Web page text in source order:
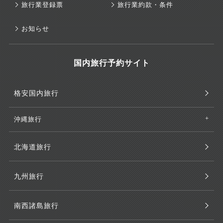
旅行業登録票 旅行業約款・条件
お知らせ
国内旅行予約サイト
格安国内旅行
沖縄旅行
北海道旅行
九州旅行
南西諸島旅行